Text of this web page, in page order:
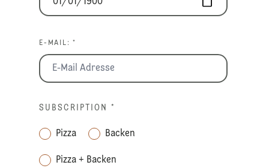
E-MAIL: *
SUBSCRIPTION *
Pizza Backen
Pizza + Backen